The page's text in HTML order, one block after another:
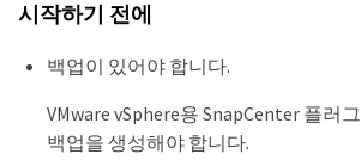
시작하기 전에
백업이 있어야 합니다.
VMware vSphere용 SnapCenter 플러
백업을 생성해야 합니다.